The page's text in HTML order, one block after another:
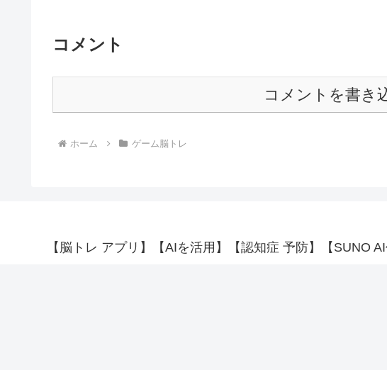
コメント
コメントを書き
ホーム ゲーム脳トレ
【脳トレ アプリ】【AIを活用】【認知症 予防】【SUNO AI